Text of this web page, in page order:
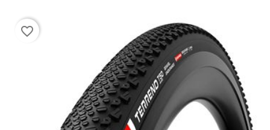
favorite_border